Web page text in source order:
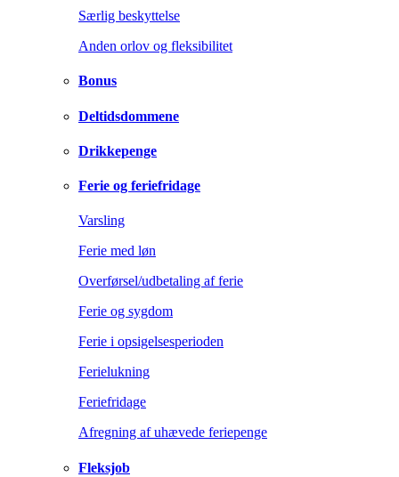
Særlig beskyttelse
Anden orlov og fleksibilitet
Bonus
Deltidsdommene
Drikkepenge
Ferie og feriefridage
Varsling
Ferie med løn
Overførsel/udbetaling af ferie
Ferie og sygdom
Ferie i opsigelsesperioden
Ferielukning
Feriefridage
Afregning af uhævede feriepenge
Fleksjob